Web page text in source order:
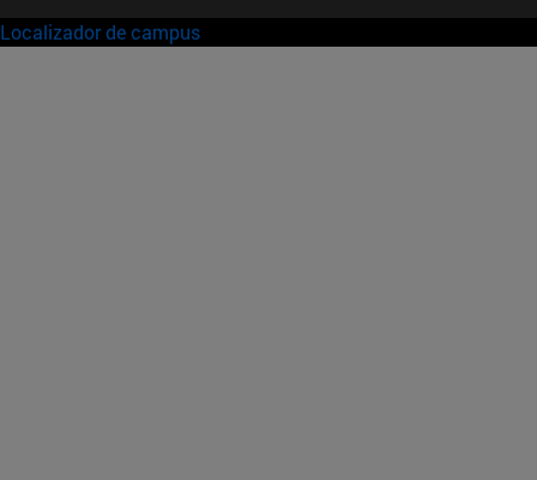
Localizador de campus